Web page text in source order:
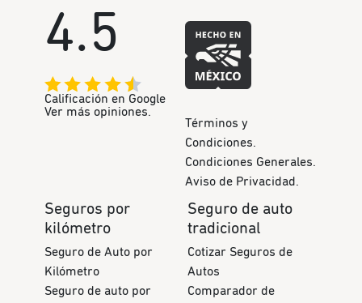
4.5
Calificación en Google
Ver más opiniones.
Términos y
Condiciones.
Condiciones Generales.
Aviso de Privacidad.
Seguros por
kilómetro
Seguro de Auto por
Kilómetro
Seguro de auto por
Seguro de auto
tradicional
Cotizar Seguros de
Autos
Comparador de